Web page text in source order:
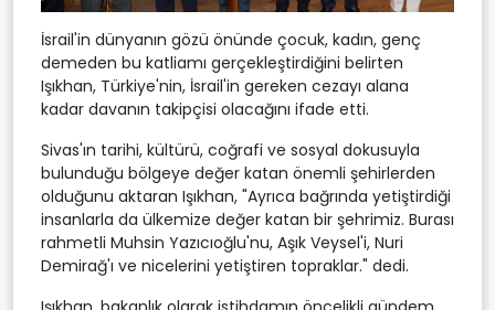
İsrail'in dünyanın gözü önünde çocuk, kadın, genç
demeden bu katliamı gerçekleştirdiğini belirten
Işıkhan, Türkiye'nin, İsrail'in gereken cezayı alana
kadar davanın takipçisi olacağını ifade etti.
Sivas'ın tarihi, kültürü, coğrafi ve sosyal dokusuyla
bulunduğu bölgeye değer katan önemli şehirlerden
olduğunu aktaran Işıkhan, "Ayrıca bağrında yetiştirdiği
insanlarla da ülkemize değer katan bir şehrimiz. Burası
rahmetli Muhsin Yazıcıoğlu'nu, Aşık Veysel'i, Nuri
Demirağ'ı ve nicelerini yetiştiren topraklar." dedi.